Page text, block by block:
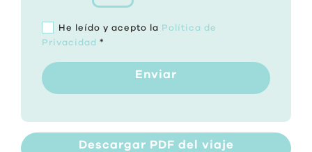
He leído y acepto la Política de
Privacidad *
Enviar
Descargar PDF del viaje